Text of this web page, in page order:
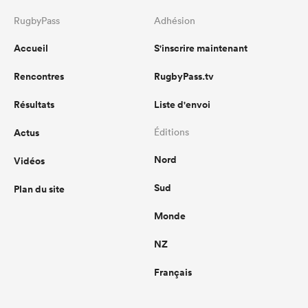
RugbyPass
Accueil
Rencontres
Résultats
Actus
Vidéos
Plan du site
Adhésion
S'inscrire maintenant
RugbyPass.tv
Liste d'envoi
Éditions
Nord
Sud
Monde
NZ
Français